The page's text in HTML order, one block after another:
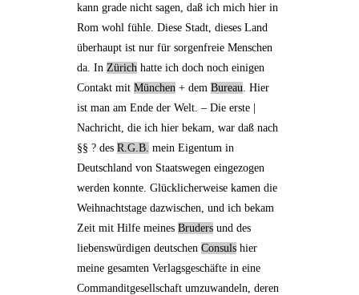
kann grade nicht sagen, daß ich michhier in
Rom wohl fühle. Diese Stadt, dieses Land
überhaupt ist nur für sorgenfreie Menschen
da.In Zürich hatte ich doch noch einigen
ContaktmitMünchen + demBureau . Hier
ist man am Ende der Welt. – Die erste |
Nachricht, die ich hier bekam, war daß nach
§§ ? desR.G.B. mein Eigentum in
Deutschland von Staatswegen eingezogen
werdenkonnte . Glücklicherweise kamen die
Weihnachtstage dazwischen, und ich bekam
Zeit mit Hilfe meinesBruders und des
liebenswürdigen deutschenConsuls hier
meine gesamten Verlagsgeschäftein eine
Commanditgesellschaft umzuwandeln, deren